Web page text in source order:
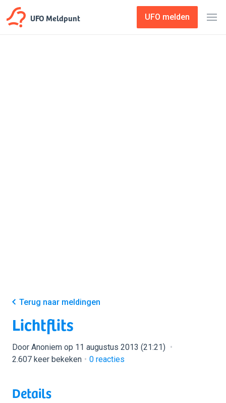
UFO Meldpunt UFO melden
Terug naar meldingen
Lichtflits
Door Anoniem op 11 augustus 2013 (21:21)
2.607 keer bekeken
0 reacties
Details